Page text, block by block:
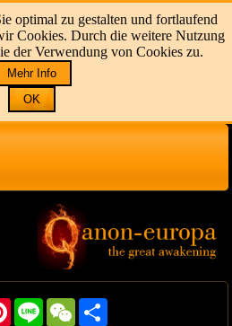
optimal zu gestalten und fortlaufend
Cookies. Durch die weitere Nutzung
der Verwendung von Cookies zu.
Mehr Info
OK
Pinterest
Line WeChat